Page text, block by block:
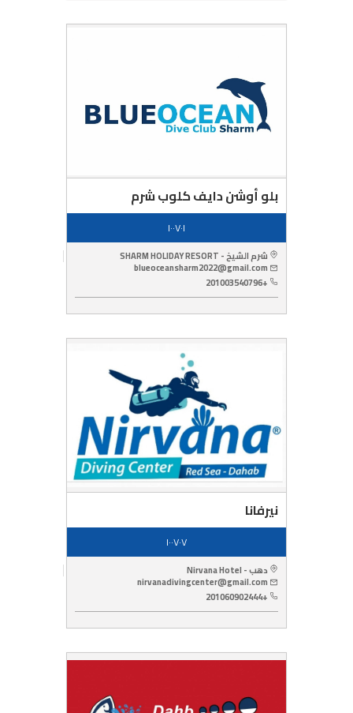
بلو أوشن دايف كلوب شرم
١٠٠٧٠١
شرم الشيخ - SHARM HOLIDAY RESORT
blueoceansharm2022@gmail.com
+201003540796
نيرفانا
١٠٠٧٠٧
دهب - Nirvana Hotel
nirvanadivingcenter@gmail.com
+201060902444